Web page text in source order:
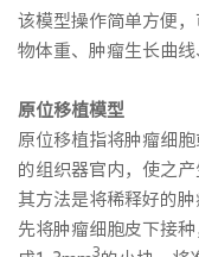
该模型操作简单方便
物体重、肿瘤生长曲线
原位移植模型
原位移植指将肿瘤细
的组织器官内，使之产
其方法是将稀释好的
先将肿瘤细胞皮下接
3